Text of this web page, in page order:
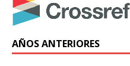
AÑOS ANTERIORES